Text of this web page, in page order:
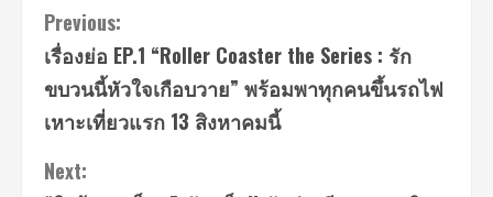
Continue
Reading
Previous:
เรื่องย่อ EP.1 “Roller Coaster the Series : รัก
ขบวนนี้หัวใจเกือบวาย” พร้อมพาทุกคนขึ้นรถไฟ
เหาะเที่ยวแรก 13 สิงหาคมนี้
Next: